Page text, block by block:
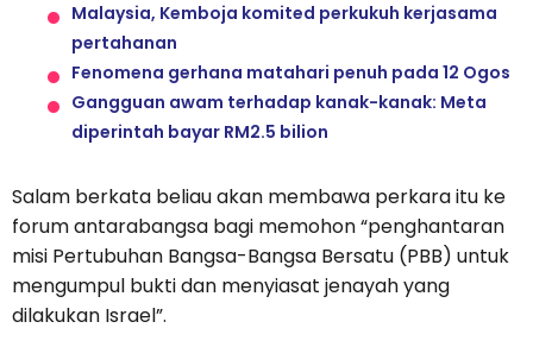
Malaysia, Kemboja komited perkukuh kerjasama
pertahanan
Fenomena gerhana matahari penuh pada 12 Ogos
Gangguan awam terhadap kanak-kanak: Meta
diperintah bayar RM2.5 bilion
Salam berkata beliau akan membawa perkara itu ke
forum antarabangsa bagi memohon “penghantaran
misi Pertubuhan Bangsa-Bangsa Bersatu (PBB) untuk
mengumpul bukti dan menyiasat jenayah yang
dilakukan Israel”.